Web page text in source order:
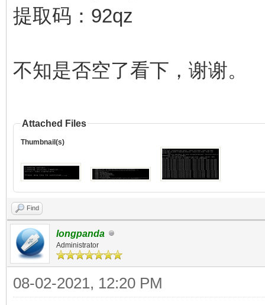
提取码：92qz
不知是否空了看下，谢谢。
Attached Files
Thumbnail(s)
Find
longpanda
Administrator
08-02-2021, 12:20 PM